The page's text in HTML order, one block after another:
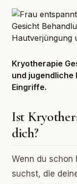
Kryotherapie
und jugendliche
Eingriffe.
Ist
dich?
Wenn du schon
suchst, die